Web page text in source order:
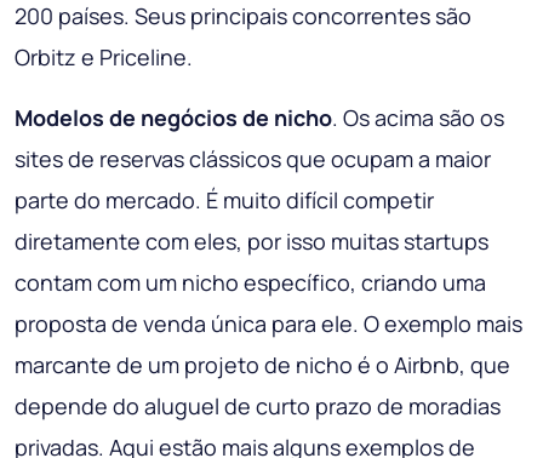
200 países. Seus principais concorrentes são
Orbitz e Priceline.
Modelos de negócios de nicho. Os acima são os
sites de reservas clássicos que ocupam a maior
parte do mercado. É muito difícil competir
diretamente com eles, por isso muitas startups
contam com um nicho específico, criando uma
proposta de venda única para ele. O exemplo mais
marcante de um projeto de nicho é o Airbnb, que
depende do aluguel de curto prazo de moradias
privadas. Aqui estão mais alguns exemplos de